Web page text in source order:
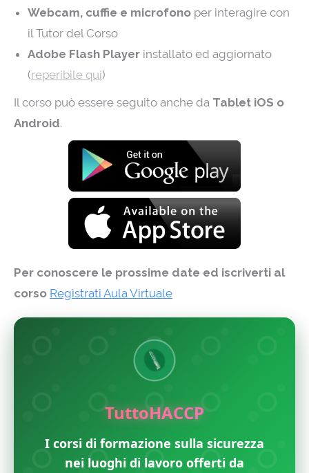
Webcam, cuffie e microfono per interagire con
il Tutor del Corso
Adobe Flash Player installato ed aggiornato
(reperibile qui)
Il corso può essere seguito anche da Tablet iOS o
Android.
Per conoscere le prossime date ed iscriverti al
corso Registrati Aula Virtuale
TuttoHACCP
I corsi di formazione sulla sicurezza
nei luoghi di lavoro offerti da